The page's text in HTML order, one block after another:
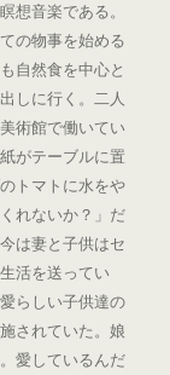
想音楽である。
の物事を始める
自然食を中心と
しに行く。二人
術館で働いてい
がテーブルに置
トマトに水をや
れないか？」だ
は妻と子供はセ
活を送ってい
らしい子供達の
されていた。娘
愛しているんだ